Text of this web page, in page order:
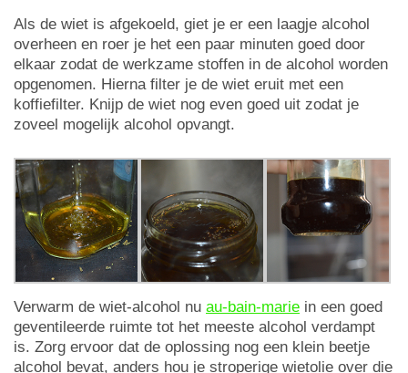
Als de wiet is afgekoeld, giet je er een laagje alcohol
overheen en roer je het een paar minuten goed door
elkaar zodat de werkzame stoffen in de alcohol worden
opgenomen. Hierna filter je de wiet eruit met een
koffiefilter. Knijp de wiet nog even goed uit zodat je
zoveel mogelijk alcohol opvangt.
Verwarm de wiet-alcohol nu au-bain-marie in een goed
geventileerde ruimte tot het meeste alcohol verdampt
is. Zorg ervoor dat de oplossing nog een klein beetje
alcohol bevat, anders hou je stroperige wietolie over die